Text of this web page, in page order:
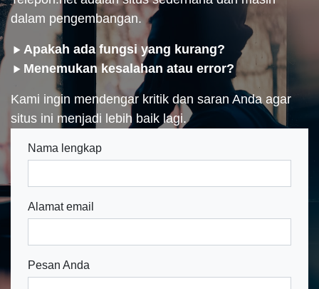
dalam pengembangan.
Apakah ada fungsi yang kurang?
Menemukan kesalahan atau error?
Kami ingin mendengar kritik dan saran Anda agar
situs ini menjadi lebih baik lagi.
Nama lengkap
Alamat email
Pesan Anda